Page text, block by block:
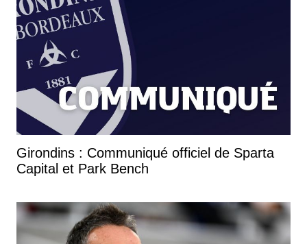
Girondins : Communiqué officiel de Sparta
Capital et Park Bench